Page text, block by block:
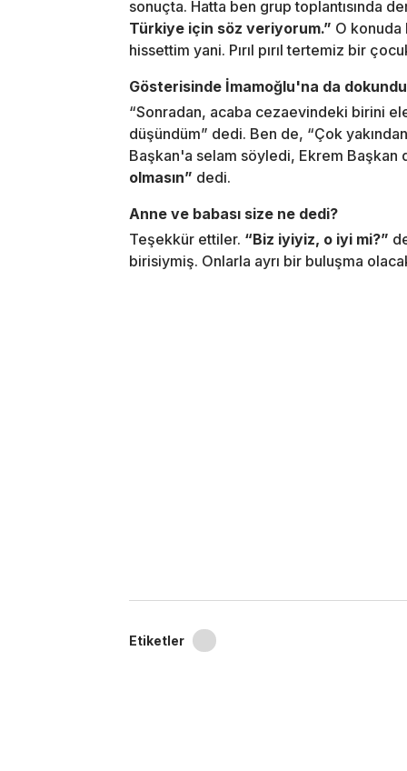
sonuçta. Hatta ben grup toplantısında
Türkiye için söz veriyorum.” O konuda
hissettim yani. Pırıl pırıl tertemiz bir
Gösterisinde İmamoğlu'na da
“Sonradan, acaba cezaevindeki birini
düşündüm” dedi. Ben de, “Çok
Başkan'a selam söyledi, Ekrem Başkan
olmasın” dedi.
Anne ve babası size ne dedi?
Teşekkür ettiler. “Biz iyiyiz, o iyi mi?”
birisiymiş. Onlarla ayrı bir buluşma
Etiketler